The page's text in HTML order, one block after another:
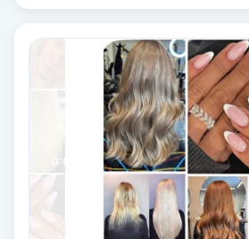
Vampyrbehandling
Vaxning
Vaxning brasiliansk